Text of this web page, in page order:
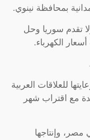
بمحافظة نينوي.
تقدم سوريا وحل
الكهرباء.
للعلاقات العربية
مع اقتراب شهر
مصر، وإنتاجها